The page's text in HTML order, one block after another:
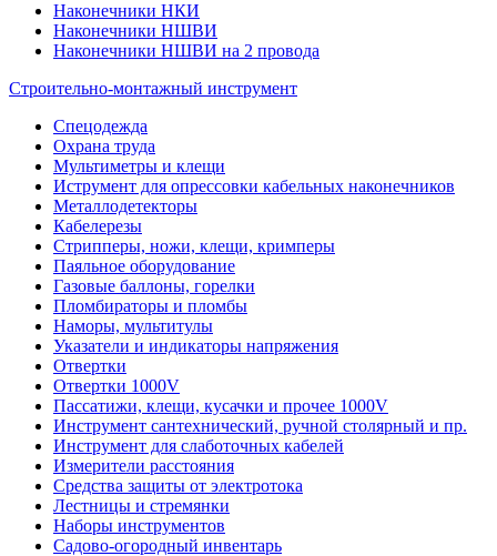
Наконечники НКИ
Наконечники НШВИ
Наконечники НШВИ на 2 провода
Строительно-монтажный инструмент
Спецодежда
Охрана труда
Мультиметры и клещи
Иструмент для опрессовки кабельных наконечников
Металлодетекторы
Кабелерезы
Стрипперы, ножи, клещи, кримперы
Паяльное оборудование
Газовые баллоны, горелки
Пломбираторы и пломбы
Наморы, мультитулы
Указатели и индикаторы напряжения
Отвертки
Отвертки 1000V
Пассатижи, клещи, кусачки и прочее 1000V
Инструмент сантехнический, ручной столярный и пр.
Инструмент для слаботочных кабелей
Измерители расстояния
Средства защиты от электротока
Лестницы и стремянки
Наборы инструментов
Садово-огородный инвентарь